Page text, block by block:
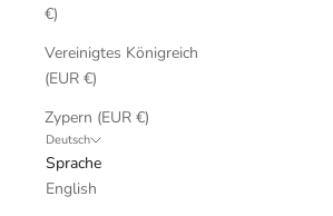
€)
Vereinigtes Königreich
(EUR €)
Zypern (EUR €)
Deutsch
Sprache
English